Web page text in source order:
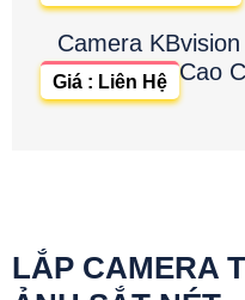
Camera
Cao
Giá : Liên Hệ
LẮP CAMERA